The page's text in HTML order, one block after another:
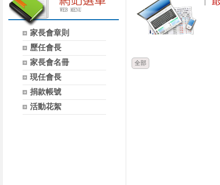
家長會章則
歷任會長
家長會名冊
現任會長
捐款帳號
活動花絮
全部